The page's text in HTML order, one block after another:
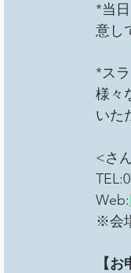
*当
意し
*ス
様々
いた
<さ
Web:
※会
【